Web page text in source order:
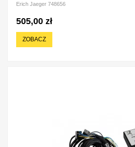
Erich Jaeger 748656
505,00 zł
ZOBACZ